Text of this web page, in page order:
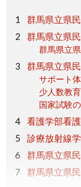
群馬県立県
群馬県立県
群馬県立
群馬県立県
サポート
少人数教育
国家試験
看護学部看
診療放射線
群馬県立県
群馬県立県